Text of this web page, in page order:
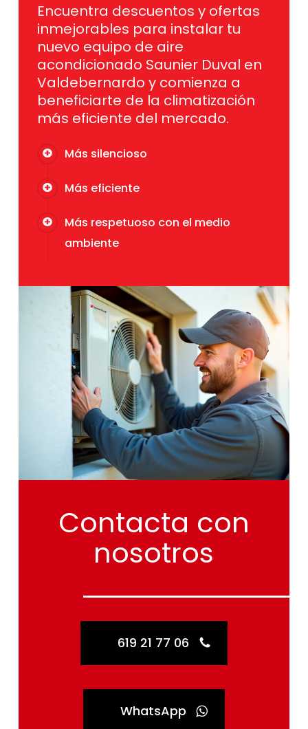
Encuentra descuentos y ofertas
inmejorables para instalar tu
nuevo equipo de aire
acondicionado Saunier Duval en
Valdebernardo y comienza a
beneficiarte de la climatización
más eficiente del mercado.
Más silencioso
Más eficiente
Más respetuoso con el medio
ambiente
Contacta con
nosotros
619 21 77 06
WhatsApp